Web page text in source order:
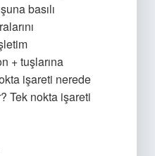
basılı
+ tuşlarına
işareti nerede
Tek nokta işareti